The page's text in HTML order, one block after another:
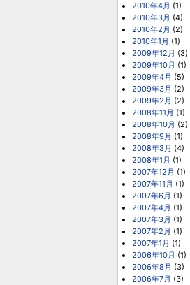
2010年4月 (1)
2010年3月 (4)
2010年2月 (2)
2010年1月 (1)
2009年12月 (3)
2009年10月 (1)
2009年4月 (5)
2009年3月 (2)
2009年2月 (2)
2008年11月 (1)
2008年10月 (2)
2008年9月 (1)
2008年3月 (4)
2008年1月 (1)
2007年12月 (1)
2007年11月 (1)
2007年6月 (1)
2007年4月 (1)
2007年3月 (1)
2007年2月 (1)
2007年1月 (1)
2006年10月 (1)
2006年8月 (3)
2006年7月 (3)